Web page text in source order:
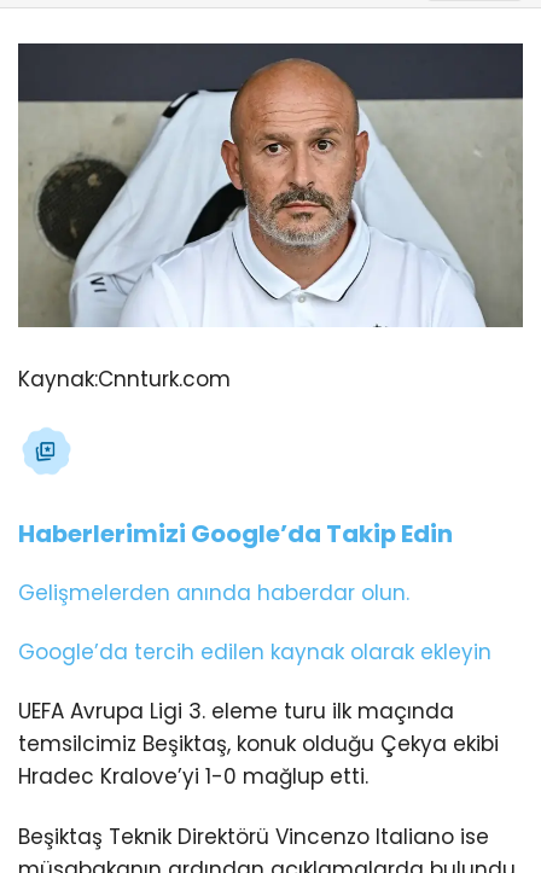
Kaynak:Cnnturk.com
Haberlerimizi Google’da Takip Edin
Gelişmelerden anında haberdar olun.
Google’da tercih edilen kaynak olarak ekleyin
UEFA Avrupa Ligi 3. eleme turu ilk maçında
temsilcimiz Beşiktaş, konuk olduğu Çekya ekibi
Hradec Kralove’yi 1-0 mağlup etti.
Beşiktaş Teknik Direktörü Vincenzo Italiano ise